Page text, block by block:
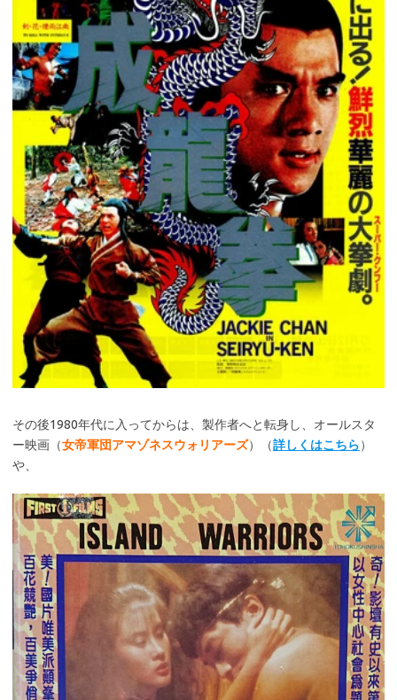
その後1980年代に入ってからは、製作者へと転身し、オールスタ
ー映画（女帝軍団アマゾネスウォリアーズ）（詳しくはこちら）
や、